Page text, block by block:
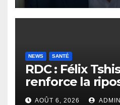
NEWS SANTÉ
RDC : Félix
renforce la
contre
AOÛT 6, 2026 ADMIN